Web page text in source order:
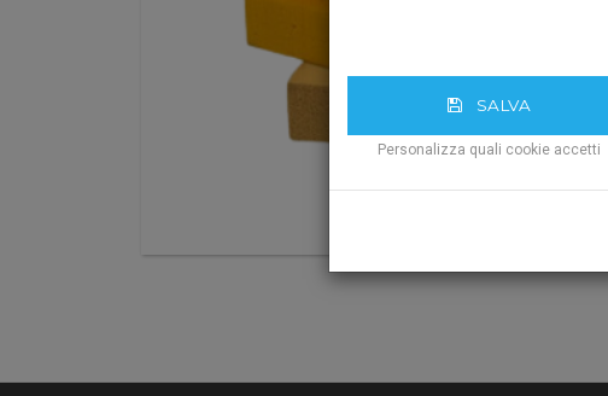
SALVA
Personalizza quali cookie accetti